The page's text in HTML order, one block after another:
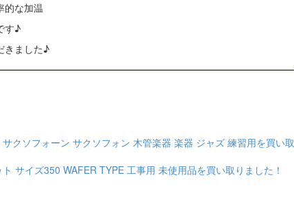
的な加温
す♪
きました♪
クソフォーン サクソフォン 木管楽器 楽器 ジャズ 練習用を買い取
サイズ350 WAFER TYPE 工事用 未使用品を買い取りました！